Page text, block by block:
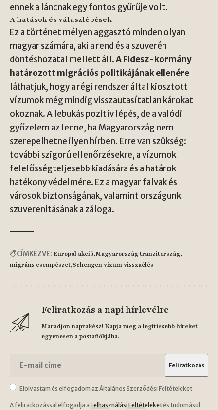
ennek a láncnak egy fontos gyűrűje volt.
A hatások és válaszlépések
Ez a történet mélyen aggasztó minden olyan
magyar számára, aki a rend és a szuverén
döntéshozatal mellett áll.A Fidesz-kormány
határozott migrációs politikájának ellenére
láthatjuk, hogy a régi rendszer által kiosztott
vízumok még mindig visszautasítatlan károkat
okoznak. A lebukás pozitív lépés, de a valódi
győzelem az lenne, ha Magyarország nem
szerepelhetne ilyen hírben. Erre van szükség:
további szigorú ellenőrzésekre, a vízumok
felelősségteljesebb kiadására és a határok
hatékony védelmére. Ez a magyar falvak és
városok biztonságának, valamint országunk
szuverenitásának a záloga.
CÍMKÉZVE: Europol akció Magyarország tranzitország
migráns csempészet Schengen vízum visszaélés
Feliratkozás a napi hírlevélre
Maradjon naprakész! Kapja meg a legfrissebb híreket
egyenesen a postafiókjába.
Elolvastam és elfogadom az Általános Szerződési Feltételeket
A feliratkozással elfogadja a Felhasználási Feltételeketés tudomásul